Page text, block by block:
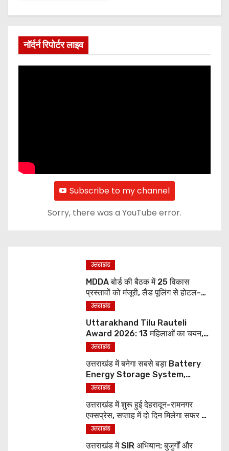
नॉर्दर्न रिपोर्टर लाइव
Subscribe to my channel
Sorry, there was a YouTube error.
उत्तराखंड
MDDA बोर्ड की बैठक में 25 विकास
प्रस्तावों को मंजूरी, लैंड पूलिंग से होटल-
पर्यटन परियोजनाओं को मिलेगी रफ्तार
उत्तराखंड
Uttarakhand Tilu Rauteli
Award 2026: 13 महिलाओं का चयन,
8 अगस्त को सीएम धामी करेंगे सम्मानित
उत्तराखंड
उत्तराखंड में बनेगा सबसे बड़ा Battery
Energy Storage System,
UJVNL लगाएगा 352 करोड़ का प्रोजेक्ट
उत्तराखंड
उत्तराखंड में शुरू हुई देहरादून-रामनगर
एक्सप्रेस, सप्ताह में दो दिन मिलेगा सफर का
नया विकल्प
उत्तराखंड
उत्तराखंड में SIR अभियान: बुजुर्गों और